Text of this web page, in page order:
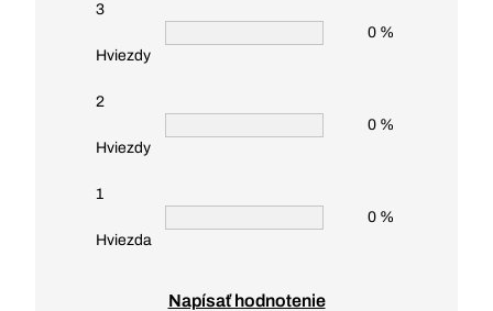
3
Hviezdy
0 %
2
Hviezdy
0 %
1
Hviezda
0 %
Napísať hodnotenie